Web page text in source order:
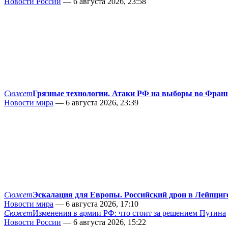
СюжетГрязные технологии. Атаки РФ на выборы во
Новости мира — 6 августа 2026, 23:39
СюжетЭскалация для Европы. Российский дрон в
Новости мира — 6 августа 2026, 17:10
СюжетИзменения в армии РФ: что стоит за решением Путина
Новости России — 6 августа 2026, 15:22